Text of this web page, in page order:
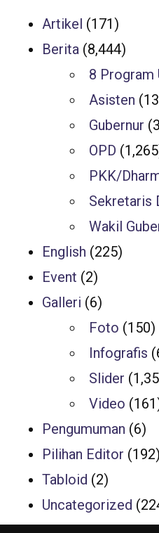
Artikel (171)
Berita (8,444)
8 Program
Asisten
Gubernur
OPD
PKK/
Sekretaris
Wakil
English (225)
Event (2)
Galleri (6)
Foto (150)
Infografis
Slider
Video
Pengumuman (6)
Pilihan Editor (192)
Tabloid (2)
Uncategorized